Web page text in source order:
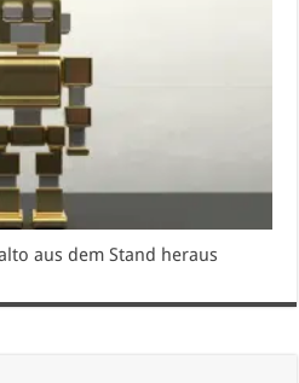
aus dem Stand heraus